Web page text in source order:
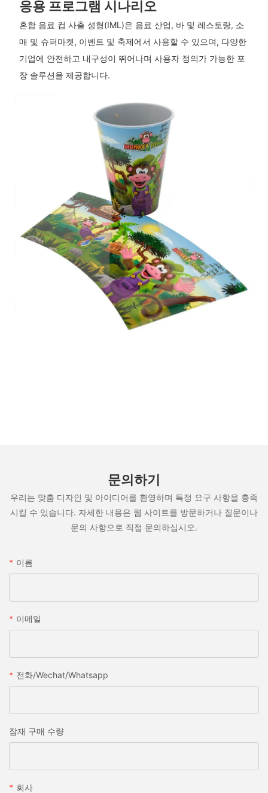
응용 프로그램 시나리오
혼합 음료 컵 사출 성형(IML)은 음료 산업, 바 및 레스토랑, 소
매 및 슈퍼마켓, 이벤트 및 축제에서 사용할 수 있으며, 다양한
기업에 안전하고 내구성이 뛰어나며 사용자 정의가 가능한 포
장 솔루션을 제공합니다.
문의하기
우리는 맞춤 디자인 및 아이디어를 환영하며 특정 요구 사항을 충족
시킬 수 있습니다. 자세한 내용은 웹 사이트를 방문하거나 질문이나
문의 사항으로 직접 문의하십시오.
이름
이메일
전화/wechat/whatsapp
잠재 구매 수량
회사